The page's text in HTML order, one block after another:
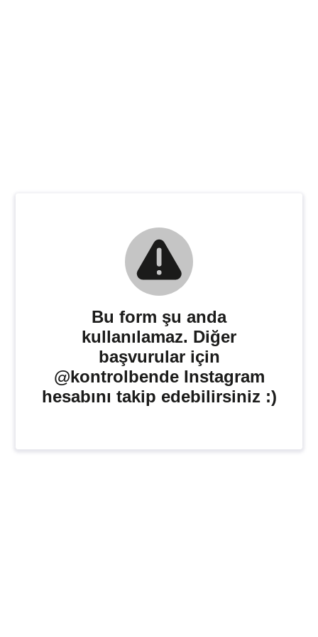
Bu form şu anda
kullanılamaz. Diğer
başvurular için
@kontrolbende Instagram
hesabını takip edebilirsiniz :)